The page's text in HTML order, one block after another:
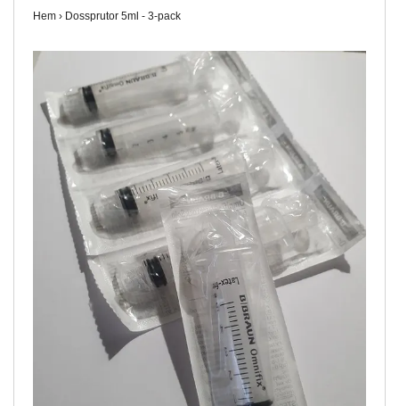
Hem › Dossprutor 5ml - 3-pack